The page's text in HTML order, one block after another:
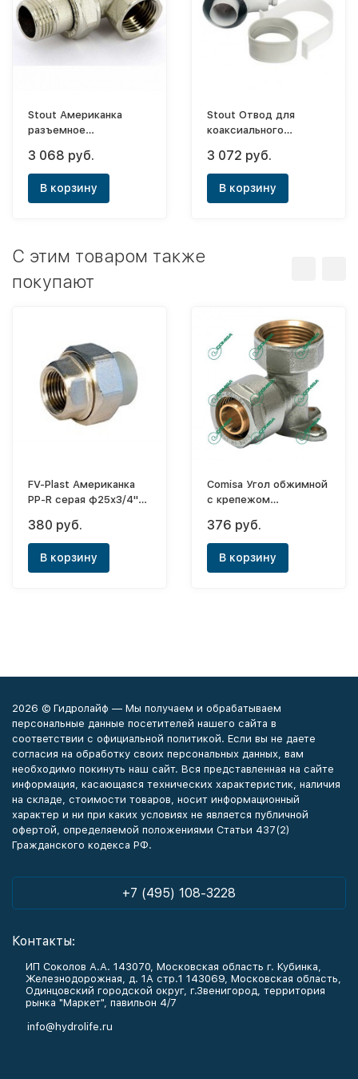
Stout Американка
разъемное
1"1/2 ник. уплотнение
под гайкой o-ring
кольцо
3 068 руб.
В корзину
Stout Отвод для
коаксиального
Ø60/100х45° (с
уплотнением и
хомутом)
3 072 руб.
В корзину
C этим товаром также
покупают
FV-Plast Американка
PP-R серая ф25х3/4"
380 руб.
В корзину
Comisa Угол обжимной
с крепежом
376 руб.
В корзину
2026 © Гидролайф — Мы получаем и обрабатываем
персональные данные посетителей нашего сайта в
соответствии с официальной политикой. Если вы не даете
согласия на обработку своих персональных данных, вам
необходимо покинуть наш сайт. Вся представленная на сайте
информация, касающаяся технических характеристик, наличия
на складе, стоимости товаров, носит информационный
характер и ни при каких условиях не является публичной
офертой, определяемой положениями Статьи 437(2)
Гражданского кодекса РФ.
+7 (495) 108-3228
Контакты:
ИП Соколов А.А. 143070, Московская область г. Кубинка,
Железнодорожная, д. 1А стр.1 143069, Московская область,
Одинцовский городской округ, г.Звенигород, территория
рынка "Маркет", павильон 4/7
info@hydrolife.ru